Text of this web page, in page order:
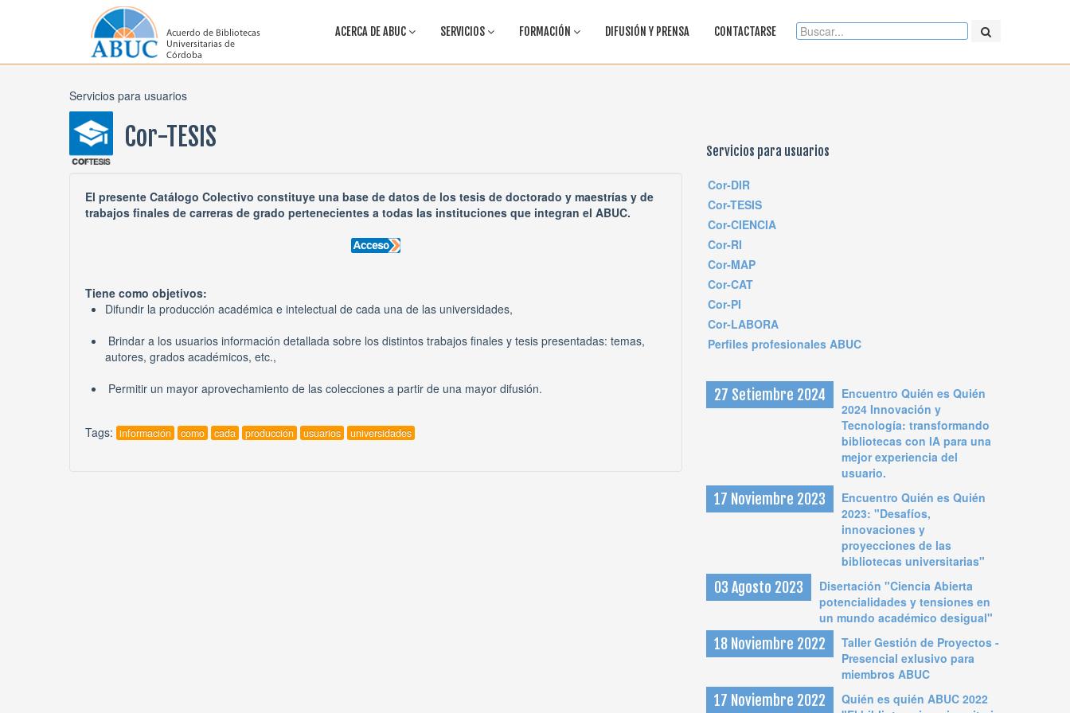
ACERCA DE ABUC SERVICIOS FORMACIÓN DIFUSIÓN Y PRENSA CONTACTARSE
Servicios para usuarios
Cor-TESIS
El presente Catálogo Colectivo constituye una base de datos de los tesis de doctorado y maestrías y de
trabajos finales de carreras de grado pertenecientes a todas las instituciones que integran el ABUC.
Tiene como objetivos:
Difundir la producción académica e intelectual de cada una de las universidades,
Brindar a los usuarios información detallada sobre los distintos trabajos finales y tesis presentadas: temas,
autores, grados académicos, etc.,
Permitir un mayor aprovechamiento de las colecciones a partir de una mayor difusión.
Tags: información como cada producción usuarios universidades
Servicios para usuarios
Cor-DIR
Cor-TESIS
Cor-CIENCIA
Cor-RI
Cor-MAP
Cor-CAT
Cor-PI
Cor-LABORA
Perfiles profesionales ABUC
27 Setiembre 2024
Encuentro Quién es Quién
2024 Innovación y
Tecnología: transformando
bibliotecas con IA para una
mejor experiencia del
usuario.
17 Noviembre 2023
Encuentro Quién es Quién
2023: "Desafíos,
innovaciones y
proyecciones de las
bibliotecas universitarias"
03 Agosto 2023
Disertación "Ciencia Abierta
potencialidades y tensiones en
un mundo académico desigual"
18 Noviembre 2022
Taller Gestión de Proyectos -
Presencial exlusivo para
miembros ABUC
17 Noviembre 2022
Quién es quién ABUC 2022